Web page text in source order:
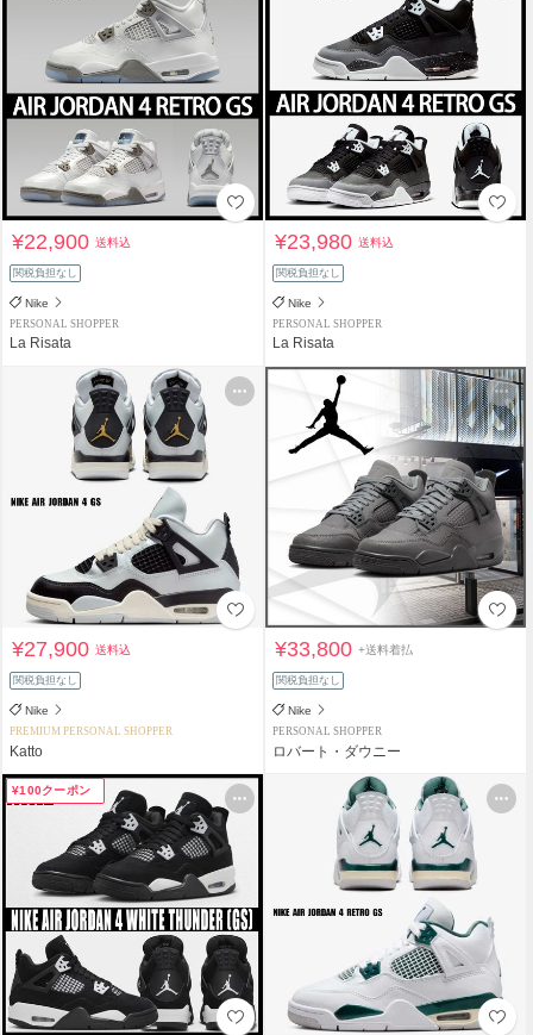
¥22,900送料込
関税負担なし
Nike
PERSONAL SHOPPER
La Risata
¥23,980送料込
関税負担なし
Nike
PERSONAL SHOPPER
La Risata
¥27,900送料込
関税負担なし
Nike
PREMIUM PERSONAL SHOPPER
Katto
¥33,800+送料着払
関税負担なし
Nike
PERSONAL SHOPPER
ロバート・ダウニー
¥100クーポン